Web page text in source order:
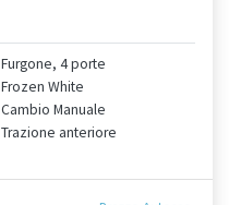
Furgone, 4 porte
Frozen White
Cambio Manuale
Trazione anteriore